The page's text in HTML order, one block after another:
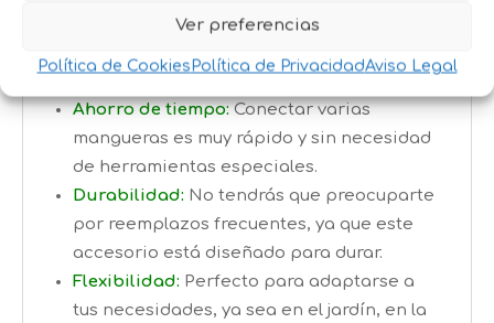
Ver preferencias
Política de Cookies Política de PrivacidadAviso Legal
constante de agua.
Beneficios para ti:
Ahorro de tiempo:Conectar varias
mangueras es muy rápido y sin necesidad
de herramientas especiales.
Durabilidad: No tendrás que preocuparte
por reemplazos frecuentes, ya que este
accesorio está diseñado para durar.
Flexibilidad: Perfecto para adaptarse a
tus necesidades, ya sea en el jardín, en la